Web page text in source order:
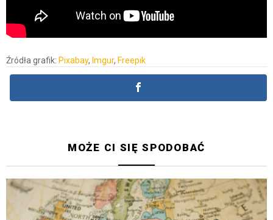
Źródła grafik: Pixabay, Imgur, Freepik
MOŻE CI SIĘ SPODOBAĆ